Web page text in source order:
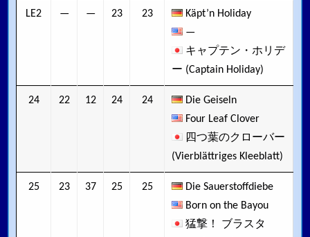
LE2 — — 23 23
Käpt’n Holiday
—
キャプテン・ホリデ
ー (Captain Holiday)
24 22 12 24 24
Die Geiseln
Four Leaf Clover
四つ葉のクローバー
(Vierblättriges Kleeblatt)
25 23 37 25 25
Die Sauerstoffdiebe
Born on the Bayou
猛撃！ ブラスタ